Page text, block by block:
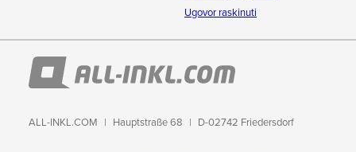
Ugovor raskinuti
ALL-INKL.COM Hauptstraße 68 D-02742 Friedersdorf